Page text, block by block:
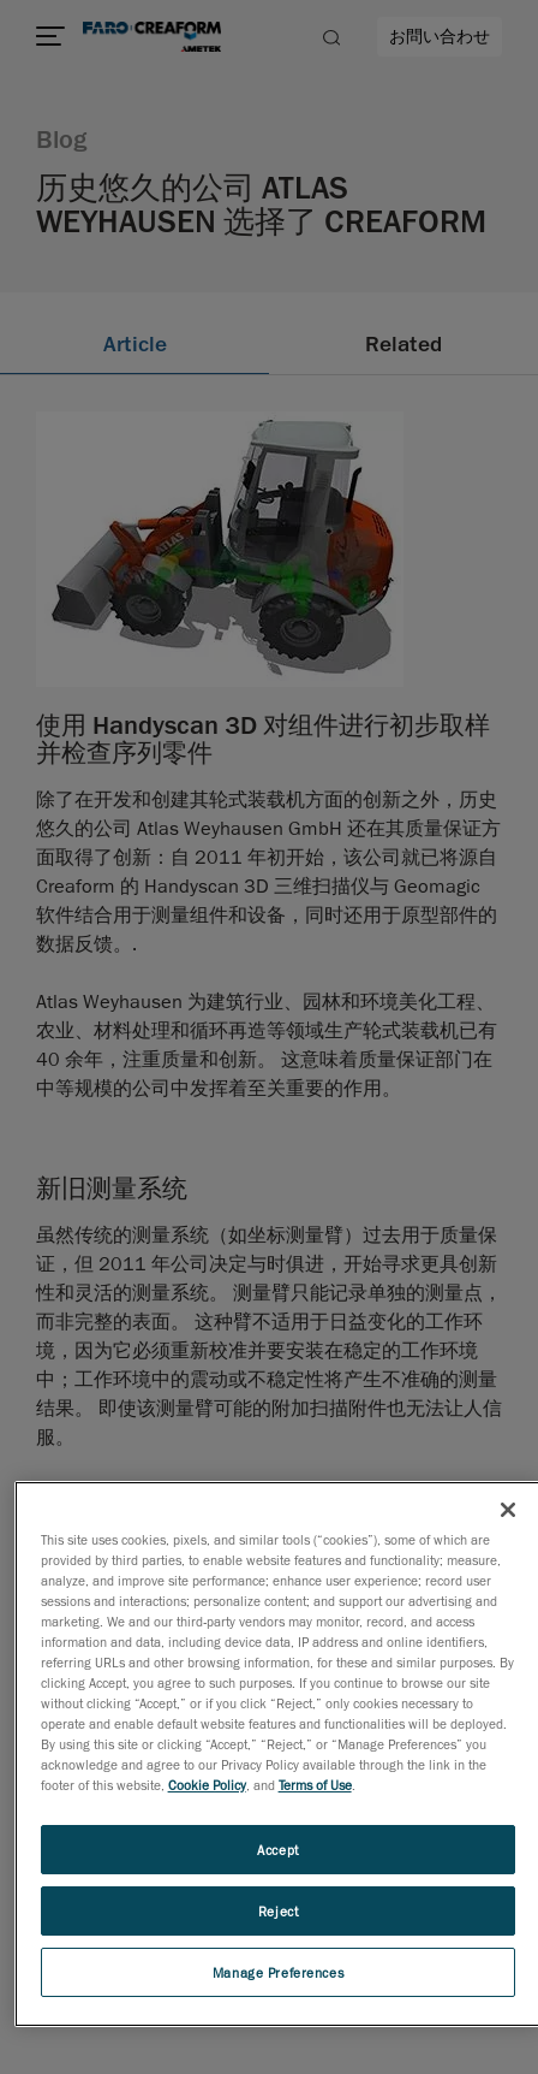
お問い合わせ
Blog
历史悠久的公司 ATLAS
WEYHAUSEN 选择了 CREAFORM
Article Related
使用 Handyscan 3D 对组件进行初步取样
并检查序列零件
除了在开发和创建其轮式装载机方面的创新之外，历史
悠久的公司 Atlas Weyhausen GmbH 还在其质量保证方
面取得了创新：自 2011 年初开始，该公司就已将源自
Creaform 的 Handyscan 3D 三维扫描仪与 Geomagic
软件结合用于测量组件和设备，同时还用于原型部件的
数据反馈。.
Atlas Weyhausen 为建筑行业、园林和环境美化工程、
农业、材料处理和循环再造等领域生产轮式装载机已有
40 余年，注重质量和创新。 这意味着质量保证部门在
中等规模的公司中发挥着至关重要的作用。
新旧测量系统
虽然传统的测量系统（如坐标测量臂）过去用于质量保
证，但 2011 年公司决定与时俱进，开始寻求更具创新
性和灵活的测量系统。 测量臂只能记录单独的测量点，
而非完整的表面。 这种臂不适用于日益变化的工作环
境，因为它必须重新校准并要安装在稳定的工作环境
中；工作环境中的震动或不稳定性将产生不准确的测量
结果。 即使该测量臂可能的附加扫描附件也无法让人信
服。
Handyscan 3D 扫描仪就给人留下了深刻的印象。
便携式自定位 Handyscan 3D 扫描仪可生成精确且可重
复的高分辨率 3D 数据。 集成的 TRUaccuracy 技术允许
动态参照，因此 3D 扫描过程中被测零件能够移动。 它
与测量臂相同，无硬性设置。 质量保证员 Ralf Vosteen
先生 解释道：“该扫描仪的优势一目了然：自由成型表
面很容易根据 3D 数据对齐。 还有一个优点是输入 CAD
系统的数据反馈。”
Atlas Weyhausen 现在正将 Handyscan 3D 与
Geomagic Quality and Studio 软件结合使用，对新组件
进行初步取样，特别是检查序列零件。 然而，企业越来
越多地遇到这样的情况：需在组件的安装位置对多个已
安装的组件进行检查，或者一些设备必须在海外供应商
所在地点自行记录。 该扫描仪也用于反馈内部所制造的
This site uses cookies, pixels, and similar tools (“cookies”), some of which are
provided by third parties, to enable website features and functionality; measure,
analyze, and improve site performance; enhance user experience; record user
sessions and interactions; personalize content; and support our advertising and
marketing. We and our third-party vendors may monitor, record, and access
information and data, including device data, IP address and online identifiers,
referring URLs and other browsing information, for these and similar purposes. By
clicking Accept, you agree to such purposes. If you continue to browse our site
without clicking “Accept,” or if you click “Reject,” only cookies necessary to
operate and enable default website features and functionalities will be deployed.
By using this site or clicking “Accept,” “Reject,” or “Manage Preferences” you
acknowledge and agree to our Privacy Policy available through the link in the
footer of this website, Cookie Policy, and Terms of Use.
Manage Preferences
Reject
Accept